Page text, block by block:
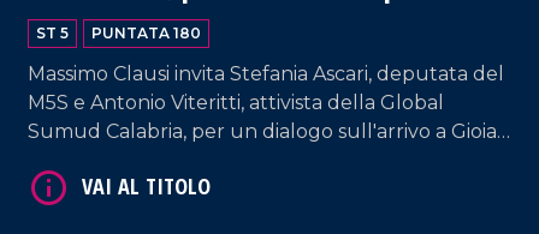
Israele?
ST 5 PUNTATA 180
Massimo Clausi invita Stefania Ascari, deputata del
M5S e Antonio Viteritti, attivista della Global
Sumud Calabria, per un dialogo sull'arrivo a Gioia
materiale atto a produrre armi per Israele.
VAI AL TITOLO